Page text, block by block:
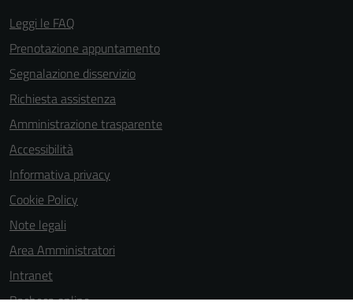
Leggi le FAQ
Prenotazione appuntamento
Segnalazione disservizio
Richiesta assistenza
Amministrazione trasparente
Accessibilità
Informativa privacy
Cookie Policy
Note legali
Area Amministratori
Intranet
Bacheca online